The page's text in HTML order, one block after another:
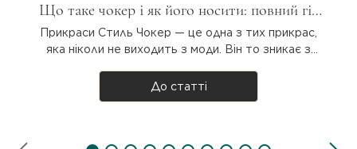
Що таке чокер і як його носити: повний гід
для дівчат
Прикраси Стиль Чокер — це одна з тих прикрас,
яка ніколи не виходить з моди. Він то зникає з
таке чокер насправді, звідки він узявся і як
носити? Розбираємося разом! Що таке чокер?
До статті